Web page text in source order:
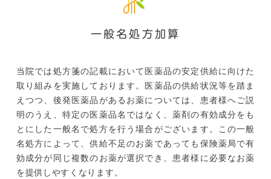
一般名処方加算
当院では処方箋の記載において医薬品の安定供給に向けた
取り組みを実施しております。医薬品の供給状況等を踏ま
えつつ、後発医薬品があるお薬については、患者様へご説
明のうえ、特定の医薬品名ではなく、薬剤の有効成分をも
とにした一般名で処方を行う場合がございます。この一般
名処方によって、供給不足のお薬であっても保険薬局で有
効成分が同じ複数のお薬が選択でき、患者様に必要なお薬
を提供しやすくなります。